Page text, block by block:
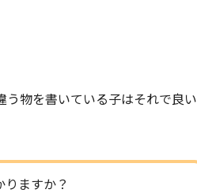
物を書いている子はそれで良い
ますか？